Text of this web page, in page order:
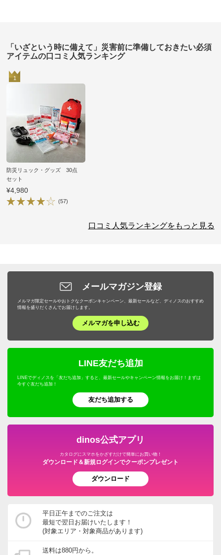
「いざという時に備えて」災害前に準備しておきたい必須
アイテムの口コミ人気ランキング
1
防災リュック・グッズ 30点
セット
¥4,980
(57)
口コミ人気ランキングをもっと見る
メールマガジン登録
メルマガ限定セールやおトクなクーポンキャンペーン、最新セールなど、ディノスのおすすめ
情報を盛りだくさんでお届けします。
メルマガを申し込む
LINE友だち追加
LINEでディノスを「友だち追加」すると、最新セールやキャンペーン情報をお届け！まずは
今すぐ友だち追加！
友だち追加する
dinos公式アプリ
カタログにスマホをかざすだけで簡単にお買い物！
ダウンロード＆新規ログインでクーポンプレゼント
ダウンロード
平日正午までのご注文は
最短で翌日お届けいたします！
(対象エリア・対象商品があります)
送料は880円から。